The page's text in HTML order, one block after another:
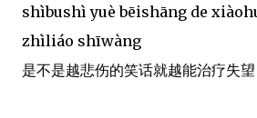
shìbushì yuè bēishāng de
zhìliáo shīwàng
是不是越悲伤的笑话就越能治疗失望